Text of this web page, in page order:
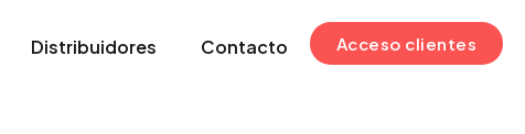
Distribuidores Contacto Acceso clientes